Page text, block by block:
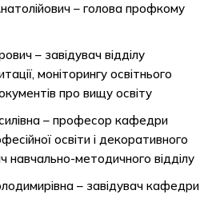
– голова профкому
– завідувач відділу
моніторингу освітнього
про вищу освіту
– професор кафедри
освіти і декоративного
навчально-методичного відділу
– завідувач кафедри